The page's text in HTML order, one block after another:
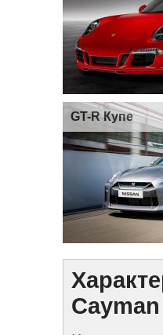
GT-R Купе